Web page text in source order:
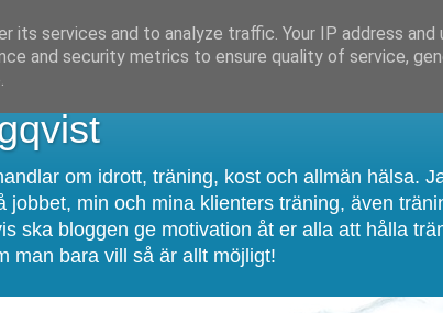
om idrott, träning, kost och allmän hälsa.
jobbet, min och mina klienters träning, även
ska bloggen ge motivation åt er alla att hålla
man bara vill så är allt möjligt!
its services and to analyze traffic. Your IP address and
and security metrics to ensure quality of service,